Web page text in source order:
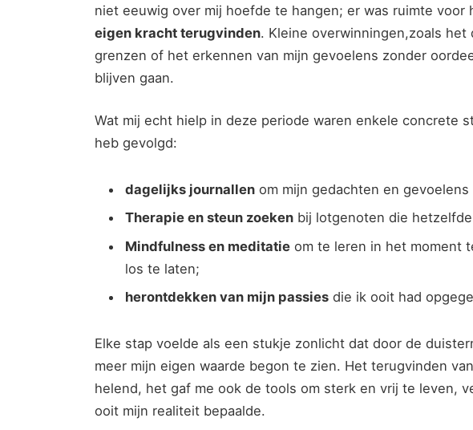
niet eeuwig ​over mij hoefde te hangen; er was ruimte voor
eigen kracht ​terugvinden. Kleine overwinningen,zoals het​
⁤grenzen of het ​erkennen van mijn gevoelens zonder
blijven gaan.
Wat mij‍ echt hielp in deze periode waren enkele concrete
heb gevolgd:
dagelijks journallenom‍ mijn gedachten‌ en ⁤gevoelens
Therapie en steun zoekenbij lotgenoten ⁢die hetzelfde
Mindfulness en meditatie‍om te leren in het‌ moment
los ⁢te laten;
herontdekken van mijn passiesdie ik ooit had
Elke stap voelde als ​een stukje zonlicht⁣ dat door de
meer ‌mijn eigen waarde begon te zien. Het terugvinden‍
helend, het gaf me ook de tools om sterk en vrij te leven,
ooit mijn⁢ realiteit bepaalde.